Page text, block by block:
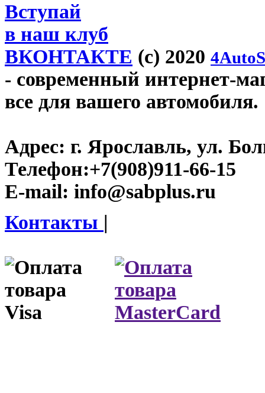
Вступай
в наш клуб
ВКОНТАКТЕ (c) 2020
- современный интернет-
все для вашего автомобиля.
Адрес: г. Ярославль, ул.
Телефон:+7(908)911-66-15
E-mail: info@sabplus.ru
Контакты |